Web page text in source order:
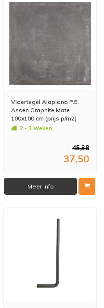
Vloertegel Alaplana P.E.
Assen Graphite Mate
100x100 cm (prijs p/m2)
2 - 3 Weken
45,38
37,50
Meer info